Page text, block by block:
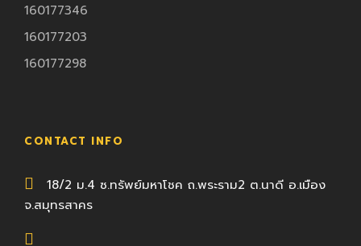
160177346
160177203
160177298
CONTACT INFO
18/2 ม.4 ซ.ทรัพย์มหาโชค ถ.พระราม2 ต.นาดี อ.เมือง
จ.สมุทรสาคร